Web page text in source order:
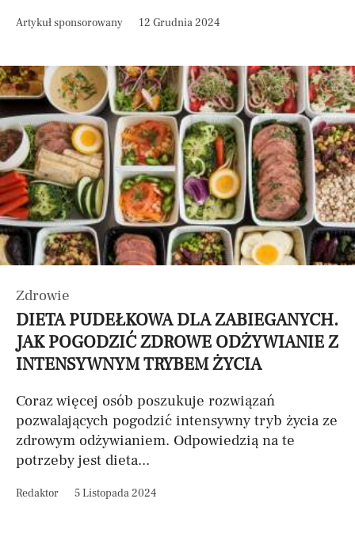
Artykuł sponsorowany 12 Grudnia 2024
Zdrowie
DIETA PUDEŁKOWA DLA ZABIEGANYCH.
JAK POGODZIĆ ZDROWE ODŻYWIANIE Z
INTENSYWNYM TRYBEM ŻYCIA
Coraz więcej osób poszukuje rozwiązań
pozwalających pogodzić intensywny tryb życia ze
zdrowym odżywianiem. Odpowiedzią na te
potrzeby jest dieta...
Redaktor 5 Listopada 2024